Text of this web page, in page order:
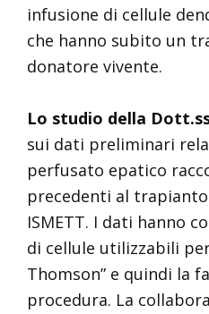
infusione di cellule
che hanno subito un
donatore vivente.
Lo studio della
sui dati preliminari
perfusato epatico
precedenti al
ISMETT. I dati hanno
di cellule utilizzabili
Thomson” e quindi la
procedura. La